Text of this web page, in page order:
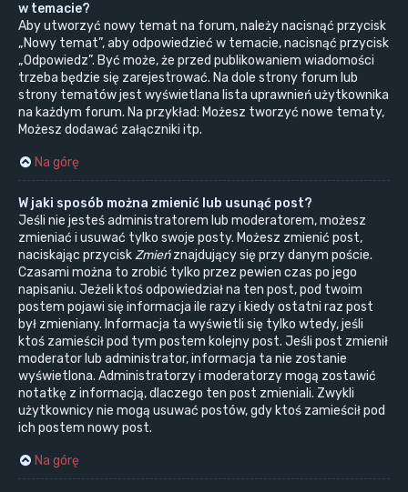
w temacie?
Aby utworzyć nowy temat na forum, należy nacisnąć przycisk
„Nowy temat”, aby odpowiedzieć w temacie, nacisnąć przycisk
„Odpowiedz”. Być może, że przed publikowaniem wiadomości
trzeba będzie się zarejestrować. Na dole strony forum lub
strony tematów jest wyświetlana lista uprawnień użytkownika
na każdym forum. Na przykład: Możesz tworzyć nowe tematy,
Możesz dodawać załączniki itp.
Na górę
W jaki sposób można zmienić lub usunąć post?
Jeśli nie jesteś administratorem lub moderatorem, możesz
zmieniać i usuwać tylko swoje posty. Możesz zmienić post,
naciskając przyciskZmieńznajdujący się przy danym poście.
Czasami można to zrobić tylko przez pewien czas po jego
napisaniu. Jeżeli ktoś odpowiedział na ten post, pod twoim
postem pojawi się informacja ile razy i kiedy ostatni raz post
był zmieniany. Informacja ta wyświetli się tylko wtedy, jeśli
ktoś zamieścił pod tym postem kolejny post. Jeśli post zmienił
moderator lub administrator, informacja ta nie zostanie
wyświetlona. Administratorzy i moderatorzy mogą zostawić
notatkę z informacją, dlaczego ten post zmieniali. Zwykli
użytkownicy nie mogą usuwać postów, gdy ktoś zamieścił pod
ich postem nowy post.
Na górę